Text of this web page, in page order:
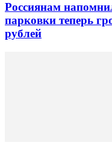
Россиянам
парковки теперь
рублей